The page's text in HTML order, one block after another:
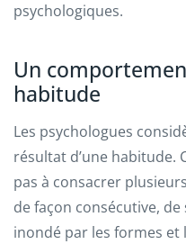
psychologiques.
Un
habitude
Les psychologues
résultat d’une habitude.
pas à consacrer
de façon consécutive,
inondé par les formes